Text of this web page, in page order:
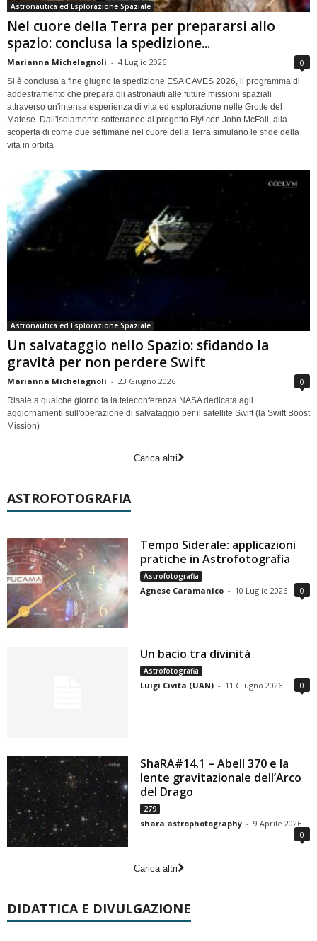
Astronautica ed Esplorazione Spaziale
Nel cuore della Terra per prepararsi allo
spazio: conclusa la spedizione...
Marianna Michelagnoli - 4 Luglio 2026 0
Si è conclusa a fine giugno la spedizione ESA CAVES 2026, il programma di
addestramento che prepara gli astronauti alle future missioni spaziali
attraverso un'intensa esperienza di vita ed esplorazione nelle Grotte del
Matese. Dall'isolamento sotterraneo al progetto Fly! con John McFall, alla
scoperta di come due settimane nel cuore della Terra simulano le sfide della
vita in orbita
Astronautica ed Esplorazione Spaziale
Un salvataggio nello Spazio: sfidando la
gravità per non perdere Swift
Marianna Michelagnoli - 23 Giugno 2026 0
Risale a qualche giorno fa la teleconferenza NASA dedicata agli
aggiornamenti sull'operazione di salvataggio per il satellite Swift (la Swift Boost
Mission)
Carica altri
ASTROFOTOGRAFIA
Tempo Siderale: applicazioni
pratiche in Astrofotografia
Astrofotografia
Agnese Caramanico - 10 Luglio 2026 0
Un bacio tra divinità
Astrofotografia
Luigi Civita (UAN) - 11 Giugno 2026 0
ShaRA#14.1 – Abell 370 e la
lente gravitazionale dell’Arco
del Drago
279
shara.astrophotography - 9 Aprile 2026
0
Carica altri
DIDATTICA E DIVULGAZIONE